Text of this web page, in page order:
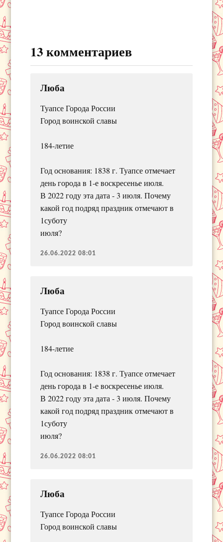
13 комментариев
Люба
Туапсе Города России
Город воинской славы
184-летие
Год основания: 1838 г. Туапсе отмечает
день города в 1-е воскресенье июля.
В 2022 году эта дата - 3 июля. Почему
какой год подряд праздник отмечают в
1суботу
июля?
26.06.2022 08:01
Люба
Туапсе Города России
Город воинской славы
184-летие
Год основания: 1838 г. Туапсе отмечает
день города в 1-е воскресенье июля.
В 2022 году эта дата - 3 июля. Почему
какой год подряд праздник отмечают в
1суботу
июля?
26.06.2022 08:01
Люба
Туапсе Города России
Город воинской славы